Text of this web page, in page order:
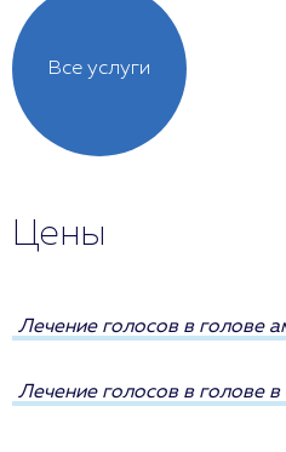
Все услуги
Цены
Лечение голосов в голове
Лечение голосов в голове в